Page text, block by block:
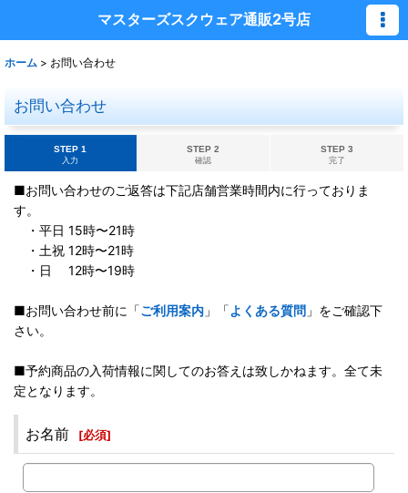
マスターズスクウェア通販2号店
ホーム > お問い合わせ
お問い合わせ
STEP 1
入力
STEP 2
確認
STEP 3
完了
■お問い合わせのご返答は下記店舗営業時間内に行っておりま
す。
・平日 15時〜21時
・土祝 12時〜21時
・日 12時〜19時
■お問い合わせ前に「ご利用案内 」「よくある質問 」をご確認下
さい。
■予約商品の入荷情報に関してのお答えは致しかねます。全て未
定となります。
お名前 [必須]